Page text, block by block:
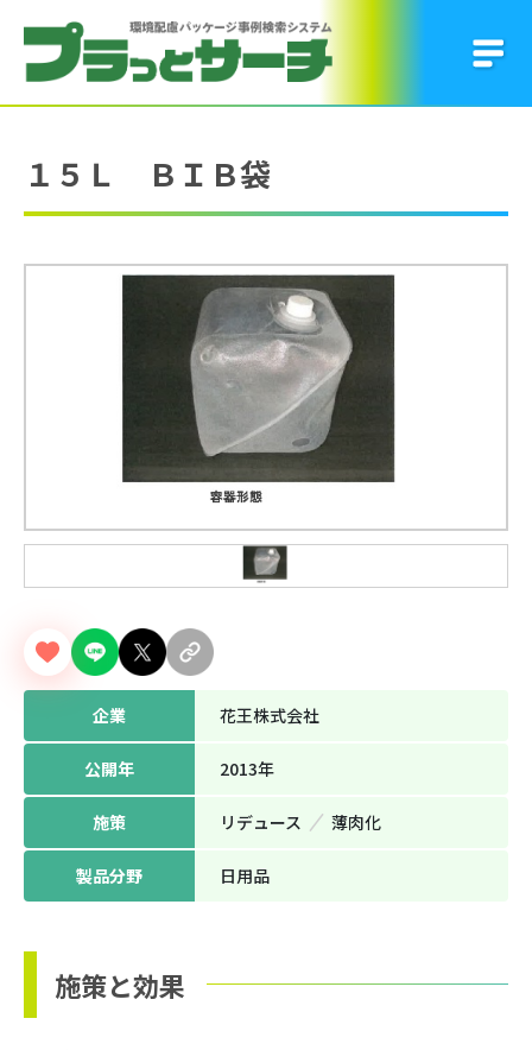
１５Ｌ ＢＩＢ袋
企業 花王株式会社
公開年 2013年
施策 リデュース 薄⾁化
製品分野 日用品
施策と効果